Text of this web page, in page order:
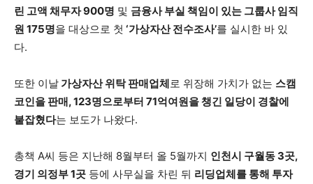
린 고액 채무자 900명 및 금융사 부실 책임이 있는 그룹사 임직
원 175명을 대상으로 첫 ‘가상자산 전수조사’를 실시한 바 있
다.
또한 이날 가상자산 위탁 판매업체로 위장해 가치가 없는 스캠
코인을 판매, 123명으로부터 71억여원을 챙긴 일당이 경찰에
붙잡혔다는 보도가 나왔다.
총책 A씨 등은 지난해 8월부터 올 5월까지 인천시 구월동 3곳,
경기 의정부 1곳 등에 사무실을 차린 뒤 리딩업체를 통해 투자